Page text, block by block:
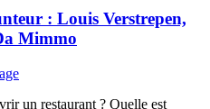
: Louis Verstrepen,
Mimmo
un restaurant ? Quelle est